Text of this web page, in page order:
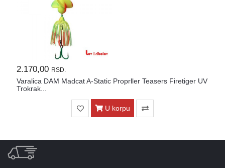
2.170,00 RSD.
Varalica DAM Madcat A-Static Proprller Teasers Firetiger UV
Trokrak...
U korpu